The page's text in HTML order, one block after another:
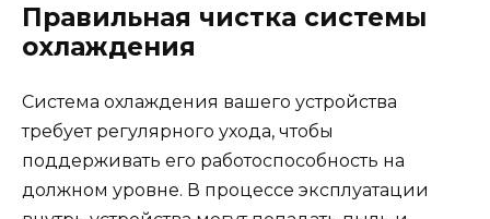
Правильная чистка системы
охлаждения
Система охлаждения вашего устройства
требует регулярного ухода, чтобы
поддерживать его работоспособность на
должном уровне. В процессе эксплуатации